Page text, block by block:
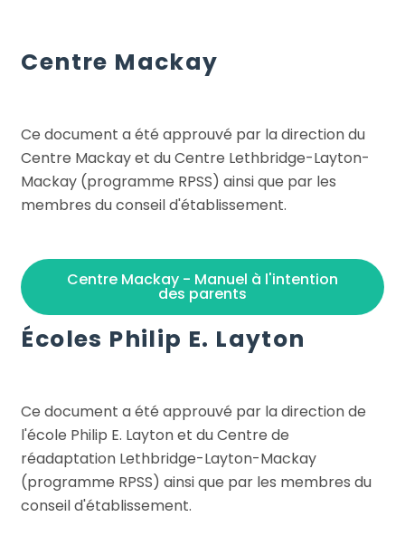
Centre Mackay
Ce document a été approuvé par la direction du
Centre Mackay et du Centre Lethbridge-Layton-
Mackay (programme RPSS) ainsi que par les
membres du conseil d'établissement.
Centre Mackay - Manuel à l'intention
des parents
Écoles Philip E. Layton
Ce document a été approuvé par la direction de
l'école Philip E. Layton et du Centre de
réadaptation Lethbridge-Layton-Mackay
(programme RPSS) ainsi que par les membres du
conseil d'établissement.